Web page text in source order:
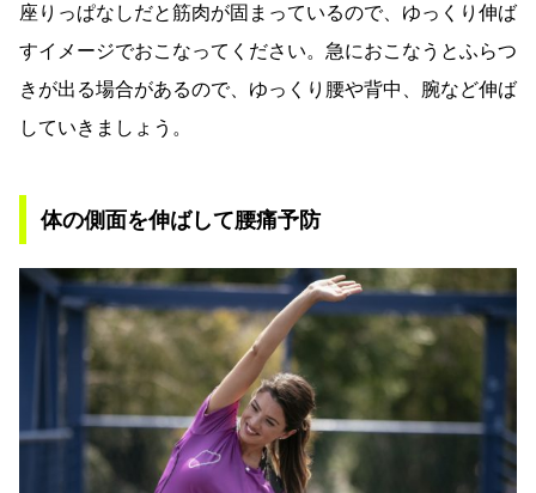
座りっぱなしだと筋肉が固まっているので、ゆっくり伸ば
すイメージでおこなってください。急におこなうとふらつ
きが出る場合があるので、ゆっくり腰や背中、腕など伸ば
していきましょう。
体の側面を伸ばして腰痛予防